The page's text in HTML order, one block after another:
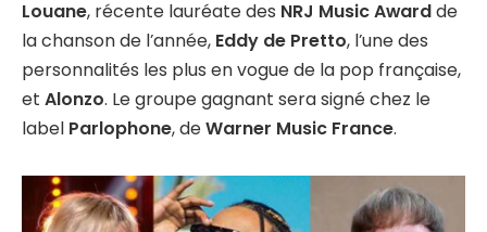
Louane, récente lauréate des NRJ Music Awardde
la chanson de l’année, Eddy de Pretto, l’une des
personnalités les plus en vogue de la pop française,
et Alonzo. Le groupe gagnant sera signé chez le
label Parlophone, deWarner Music France.